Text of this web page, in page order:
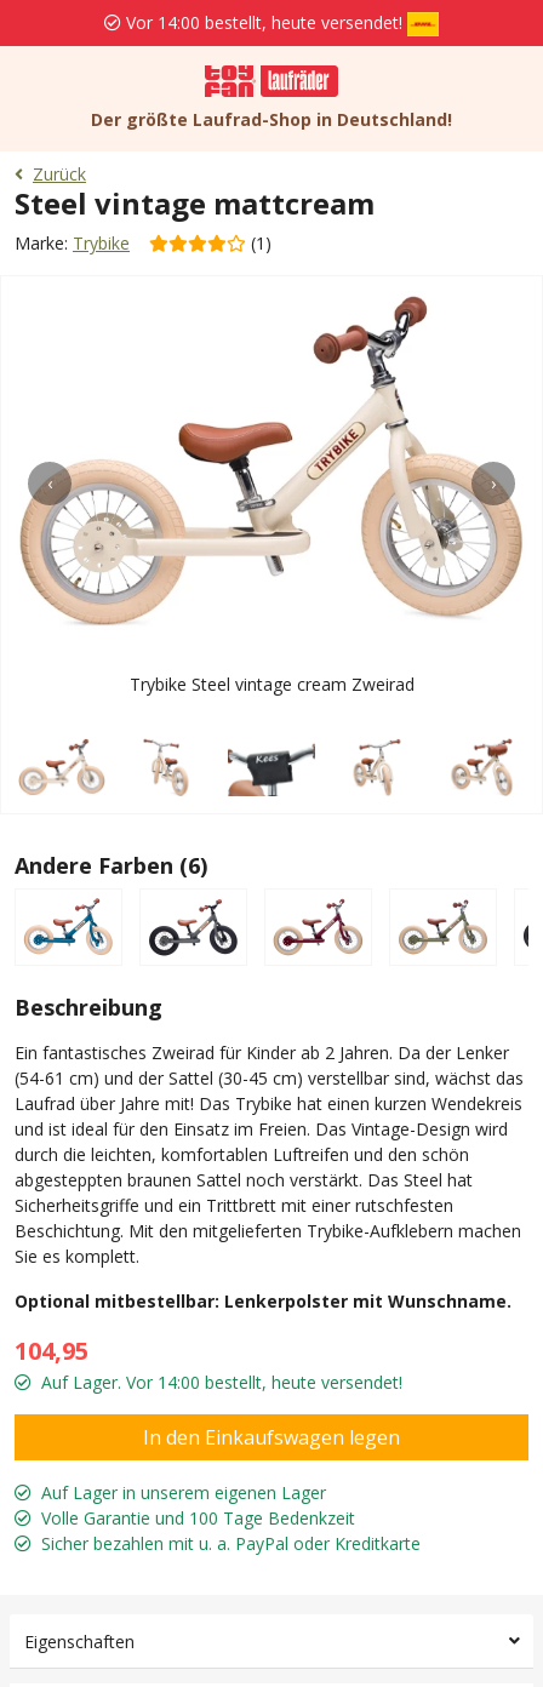
Vor 14:00 bestellt, heute versendet!
Der größte Laufrad-Shop in Deutschland!
Zurück
Steel vintage mattcream
Marke: Trybike (1)
‹ ›
Trybike Steel vintage cream Zweirad
Andere Farben (6)
Beschreibung
Ein fantastisches Zweirad für Kinder ab 2 Jahren. Da der Lenker
(54-61 cm) und der Sattel (30-45 cm) verstellbar sind, wächst das
Laufrad über Jahre mit! Das Trybike hat einen kurzen Wendekreis
und ist ideal für den Einsatz im Freien. Das Vintage-Design wird
durch die leichten, komfortablen Luftreifen und den schön
abgesteppten braunen Sattel noch verstärkt. Das Steel hat
Sicherheitsgriffe und ein Trittbrett mit einer rutschfesten
Beschichtung. Mit den mitgelieferten Trybike-Aufklebern machen
Sie es komplett.
Optional mitbestellbar: Lenkerpolster mit Wunschname.
104,95
Auf Lager. Vor 14:00 bestellt, heute versendet!
Auf Lager in unserem eigenen Lager
Volle Garantie und 100 Tage Bedenkzeit
Sicher bezahlen mit u. a. PayPal oder Kreditkarte
Eigenschaften